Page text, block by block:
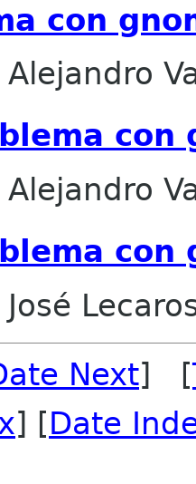
con
Alejandro
con
Alejandro
con
José
Next] [
] [Date